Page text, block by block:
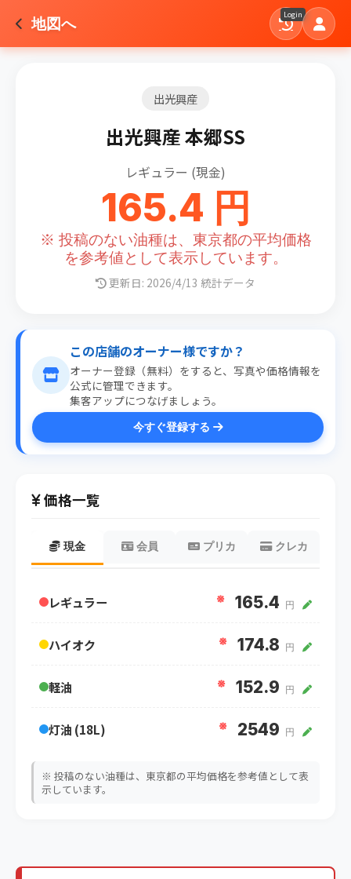
地図へ Login
出光興産
出光興産 本郷SS
レギュラー (現金)
165.4 円
※ 投稿のない油種は、東京都の平均価格
を参考値として表示しています。
更新日: 2026/4/13 統計データ
この店舗のオーナー様ですか？
オーナー登録（無料）をすると、写真や価格情報を
公式に管理できます。
集客アップにつなげましょう。
今すぐ登録する
価格一覧
現金 会員 プリカ クレカ
レギュラー ※ 165.4 円
ハイオク ※ 174.8 円
軽油 ※ 152.9 円
灯油 (18L) ※ 2549 円
※ 投稿のない油種は、東京都の平均価格を参考値として表
示しています。